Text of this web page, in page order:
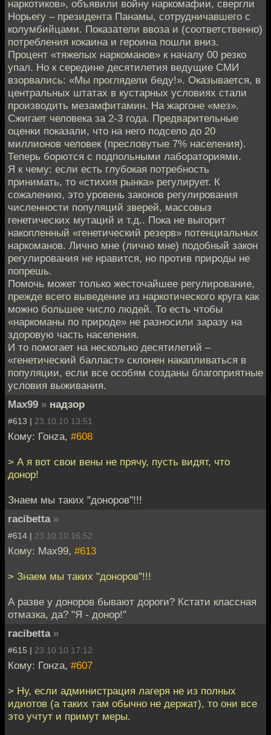
наркотиков», объявили войну наркомафии, свергли
Норьегу – президента Панамы, сотрудничавшего с
колумбийцами. Показатели ввоза и (соответственно)
потребления кокаина и героина пошли вниз.
Процент «тяжелых наркоманов» к началу 00 резко
упал. Но к середине десятилетия ведущие СМИ
взорвались: «Мы проглядели беду!». Оказывается, в
центральных штатах в кустарных условиях стали
производить мезамфитамин. На жаргоне «мез».
Сжигает человека за 2-3 года. Предварительные
оценки показали, что на него подсело до 20
миллионов человек (пресловутые 7% населения).
Теперь борются с подпольными лабораториями.
Я к чему: если есть глубокая потребность
принимать, то «стихия рынка» регулирует. К
сожалению, это уровень законов регулирования
численности популяций зверей, массовыз
генетических мутаций и т.д.. Пока не выгорит
накопленный «генетический резерв» потенциальных
наркоманов. Лично мне (лично мне) подобный закон
регулирования не нравится, но против природы не
попрешь.
Помочь может только жесточайшее регулирование,
прежде всего выведение из наркотического круга как
можно большее число людей. То есть чтобы
«наркоманы по природе» не разносили заразу на
здоровую часть населения.
И то помогает на несколько десятилетий –
«генетический балласт» склонен накапливаться в
популяции, если все особям созданы благоприятные
условия выживания.
Max99 » надзор
#613 | 23.10.10 13:51
Кому: Гонzа, #608
> А я вот свои вены не прячу, пусть видят, что
донор!
Знаем мы таких "доноров"!!!
racibetta »
#614 | 23.10.10 16:52
Кому: Max99, #613
> Знаем мы таких "доноров"!!!
А разве у доноров бывают дороги? Кстати классная
отмазка, да? "Я - донор!"
racibetta »
#615 | 23.10.10 17:12
Кому: Гонzа, #607
> Ну, если администрация лагеря не из полных
идиотов (а таких там обычно не держат), то они все
это учтут и примут меры.